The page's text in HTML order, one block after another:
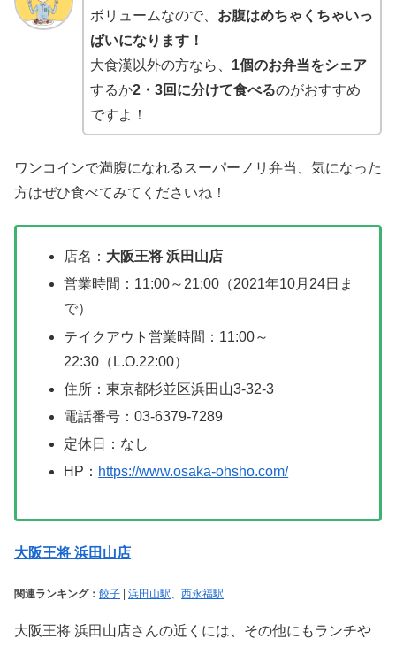
ボリュームなので、 お腹はめちゃくちゃいっ
ぱいになります！
大食漢以外の方なら、 1個のお弁当をシェア
するか2・3回に分けて食べるのがおすすめ
ですよ！
ワンコインで満腹になれるスーパーノリ弁当、気になった
方はぜひ食べてみてくださいね！
店名： 大阪王将 浜田山店
営業時間：11:00～21:00（2021年10月24日ま
で）
テイクアウト営業時間：11:00～
22:30（L.O.22:00）
住所：東京都杉並区浜田山3-32-3
電話番号：03-6379-7289
定休日：なし
HP： https://www.osaka-ohsho.com/
大阪王将 浜田山店
関連ランキング： 餃子 浜田山駅、 西永福駅
大阪王将 浜田山店さんの近くには、その他にもランチや